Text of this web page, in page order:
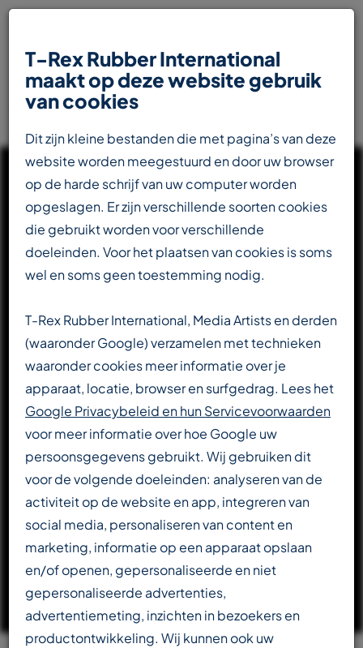
UW INTERNATIONALE
PARTNER IN DE
Totaalleverancier voor de transportbandenindustrie
DOWNLOAD CATALOGUS
LEES VERDER OVER T-REX
T-Rex Rubber International
maakt op deze website gebruik
van cookies
Dit zijn kleine bestanden die met pagina’s van deze
website worden meegestuurd en door uw browser
op de harde schrijf van uw computer worden
opgeslagen. Er zijn verschillende soorten cookies
die gebruikt worden voor verschillende
doeleinden. Voor het plaatsen van cookies is soms
wel en soms geen toestemming nodig.
T-Rex Rubber International, Media Artists en derden
(waaronder Google) verzamelen met technieken
waaronder cookies meer informatie over je
apparaat, locatie, browser en surfgedrag. Lees het
Google Privacybeleid en hun Servicevoorwaarden
voor meer informatie over hoe Google uw
persoonsgegevens gebruikt. Wij gebruiken dit
voor de volgende doeleinden: analyseren van de
activiteit op de website en app, integreren van
social media, personaliseren van content en
marketing, informatie op een apparaat opslaan
en/of openen, gepersonaliseerde en niet
gepersonaliseerde advertenties,
advertentiemeting, inzichten in bezoekers en
productontwikkeling. Wij kunnen ook uw